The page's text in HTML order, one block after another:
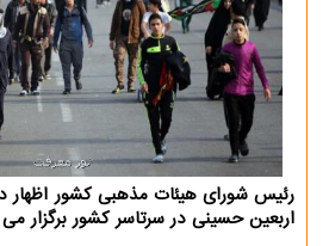
رئیس شورای هیئات مذهبی کشور اظهار
اربعین حسینی در سرتاسر کشور برگزار